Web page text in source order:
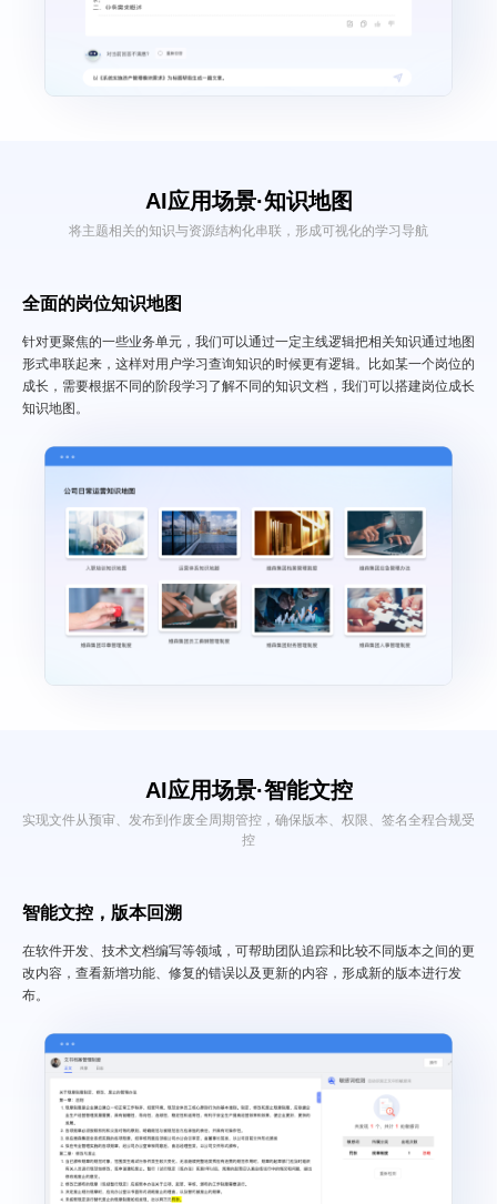
AI应用场景·知识地图
将主题相关的知识与资源结构化串联，形成可视化的学习导航
全面的岗位知识地图
针对更聚焦的一些业务单元，我们可以通过一定主线逻辑把相关知识通过地图
形式串联起来，这样对用户学习查询知识的时候更有逻辑。比如某一个岗位的
成长，需要根据不同的阶段学习了解不同的知识文档，我们可以搭建岗位成长
知识地图。
AI应用场景·智能文控
实现文件从预审、发布到作废全周期管控，确保版本、权限、签名全程合规受
控
智能文控，版本回溯
在软件开发、技术文档编写等领域，可帮助团队追踪和比较不同版本之间的更
改内容，查看新增功能、修复的错误以及更新的内容，形成新的版本进行发
布。